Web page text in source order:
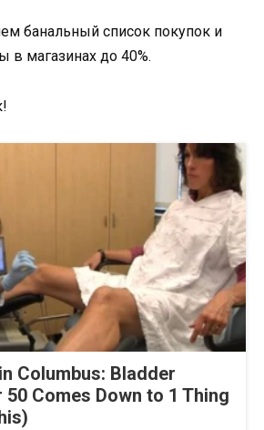
банальный список покупок и
в магазинах до 40%.
Columbus: Bladder
Comes Down to 1 Thing